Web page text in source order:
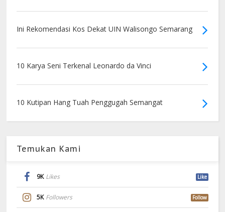
Ini Rekomendasi Kos Dekat UIN Walisongo Semarang
10 Karya Seni Terkenal Leonardo da Vinci
10 Kutipan Hang Tuah Penggugah Semangat
Temukan Kami
9K Likes Like
5K Followers Follow